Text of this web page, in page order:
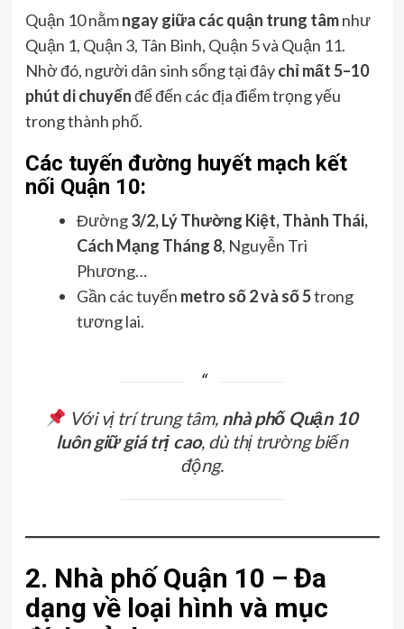
Quận 10 nằmngay giữa các quận trung tâmnhư
Quận 1, Quận 3, Tân Bình, Quận 5 và Quận 11.
Nhờ đó, người dân sinh sống tại đâychỉ mất 5–10
phút di chuyểnđể đến các địa điểm trọng yếu
trong thành phố.
Các tuyến đường huyết mạch kết
nối Quận 10:
Đường3/2, Lý Thường Kiệt, Thành Thái,
Cách Mạng Tháng 8, Nguyễn Tri
Phương…
Gần các tuyến metro số 2 và số 5trong
tương lai.
Với vị trí trung tâm, nhà phố Quận 10
luôn giữ giá trị cao, dù thị trường biến
động.
2. Nhà phố Quận 10 – Đa
dạng về loại hình và mục